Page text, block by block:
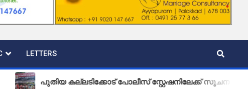
LETTERS
പുതിയ കല്ലടിക്കോട് പോലീസ് സ്റ്റേഷനിലേക്ക് സൂചന ബോർഡ്